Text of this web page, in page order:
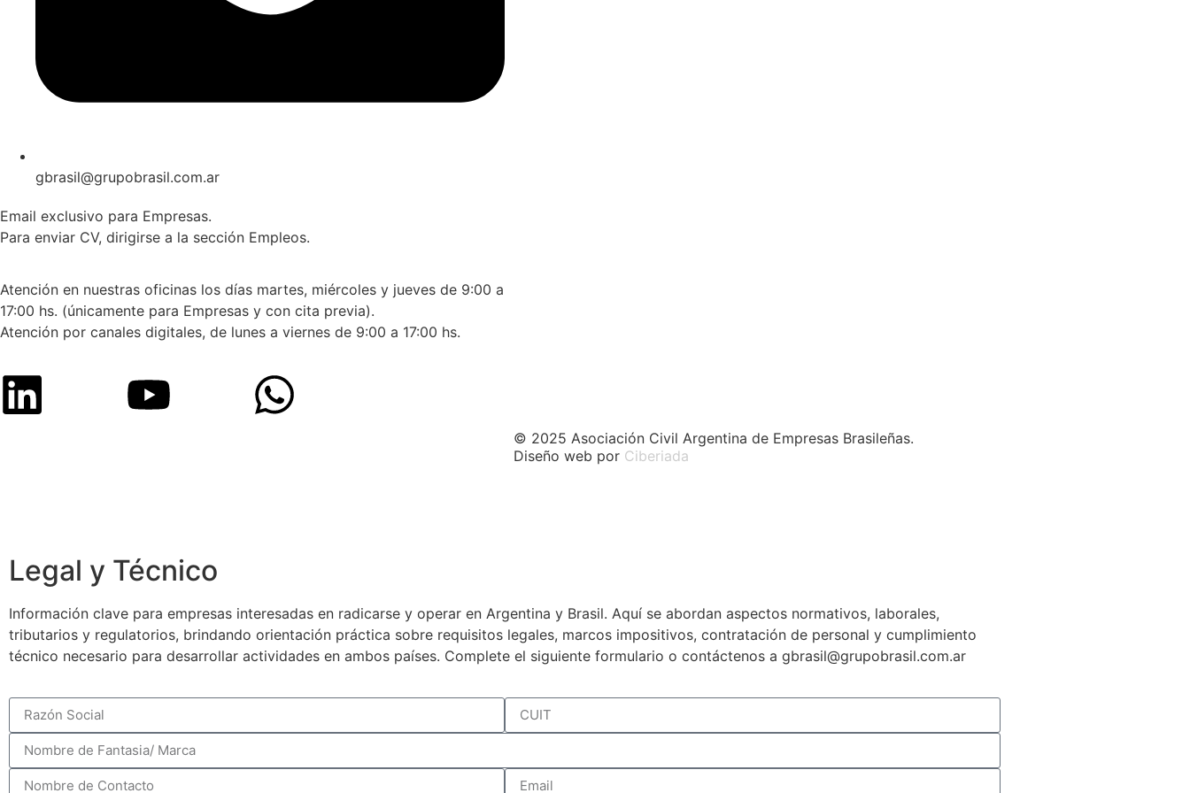
gbrasil@grupobrasil.com.ar
Email exclusivo para Empresas.
Para enviar CV, dirigirse a la sección Empleos.
Atención en nuestras oficinas los días martes, miércoles y jueves de 9:00 a
17:00 hs. (únicamente para Empresas y con cita previa).
Atención por canales digitales, de lunes a viernes de 9:00 a 17:00 hs.
© 2025 Asociación Civil Argentina de Empresas Brasileñas.
Diseño web por Ciberiada
Legal y Técnico
Información clave para empresas interesadas en radicarse y operar en Argentina y Brasil. Aquí se abordan aspectos normativos, laborales,
tributarios y regulatorios, brindando orientación práctica sobre requisitos legales, marcos impositivos, contratación de personal y cumplimiento
técnico necesario para desarrollar actividades en ambos países. Complete el siguiente formulario o contáctenos a gbrasil@grupobrasil.com.ar